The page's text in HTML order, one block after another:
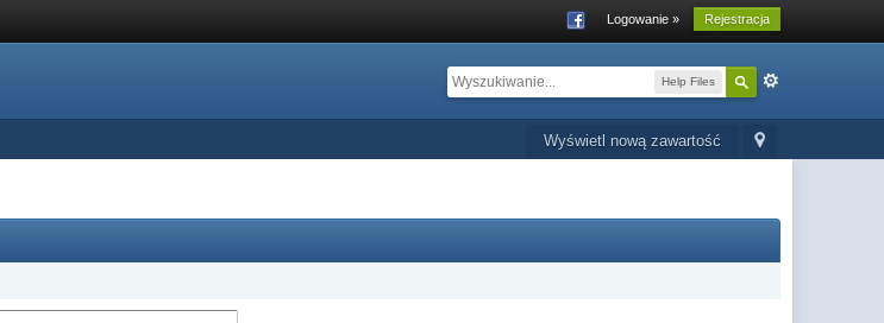
Logowanie » Rejestracja
Help Files
Wyświetl nową zawartość